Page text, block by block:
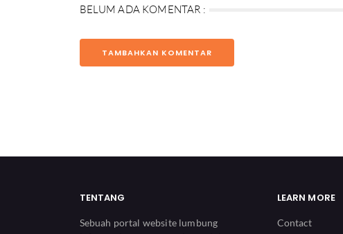
BELUM ADA KOMENTAR :
TAMBAHKAN KOMENTAR
TENTANG
Sebuah portal website lumbung
LEARN MORE
Contact